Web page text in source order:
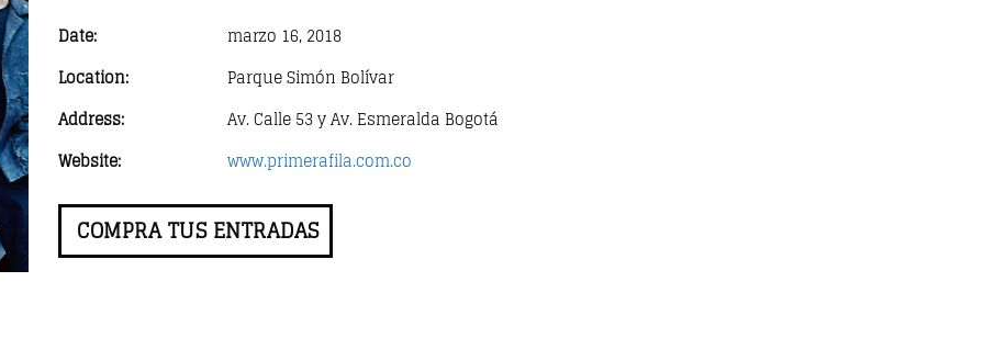
Date:
marzo 16, 2018
Location:
Parque Simón Bolívar
Address:
Av. Calle 53 y Av. Esmeralda Bogotá
Website:
www.primerafila.com.co
COMPRA TUS ENTRADAS